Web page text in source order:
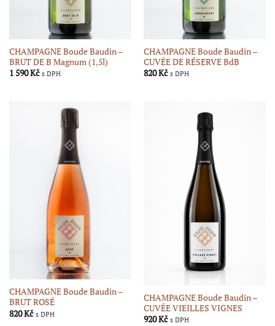
CHAMPAGNE Boude Baudin –
BRUT DE B Magnum (1,5l)
1 590Kč s DPH
CHAMPAGNE Boude Baudin –
CUVÉE DE RÉSERVE BdB
820Kč s DPH
CHAMPAGNE Boude Baudin –
BRUT ROSÉ
820Kč s DPH
CHAMPAGNE Boude Baudin –
CUVÉE VIEILLES VIGNES
920Kč s DPH